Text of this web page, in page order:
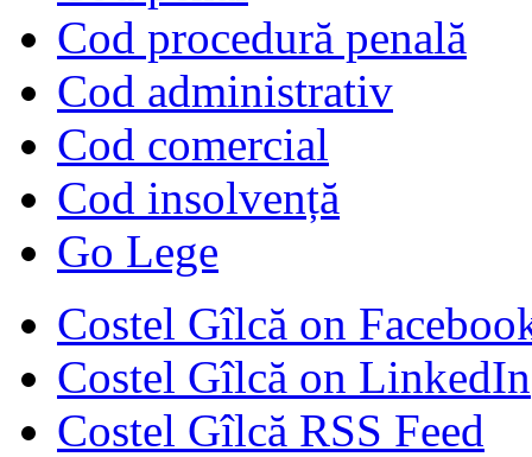
Cod procedură penală
Cod administrativ
Cod comercial
Cod insolvență
Go Lege
Costel Gîlcă on
Costel Gîlcă on LinkedIn
Costel Gîlcă RSS Feed